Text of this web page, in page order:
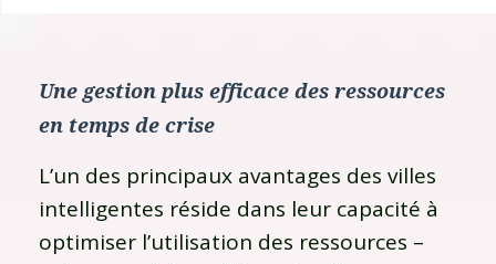
Une gestion plus efficace des ressources
en temps de crise
L’un des principaux avantages des villes
intelligentes réside dans leur capacité à
optimiser l’utilisation des ressources –